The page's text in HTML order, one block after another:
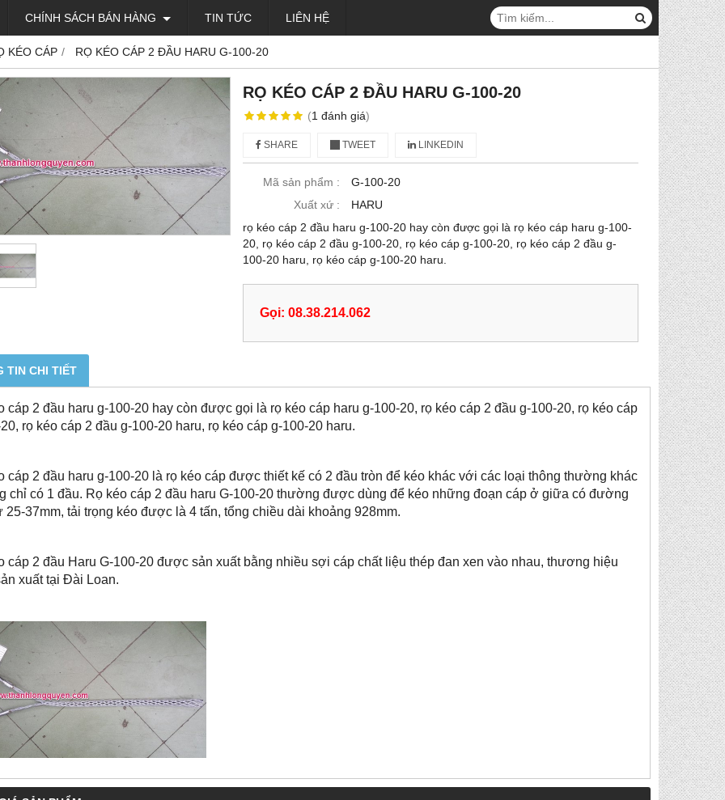
CHÍNH SÁCH BÁN HÀNG TIN TỨC LIÊN HỆ
KÉO CÁP RỌ KÉO CÁP 2 ĐẦU HARU G-100-20
RỌ KÉO CÁP 2 ĐẦU HARU G-100-20
(1 đánh giá)
SHARE TWEET LINKEDIN
Mã sản phẩm :
G-100-20
Xuất xứ :
HARU
rọ kéo cáp 2 đầu haru g-100-20 hay còn được gọi là rọ kéo cáp haru g-100-
20, rọ kéo cáp 2 đầu g-100-20, rọ kéo cáp g-100-20, rọ kéo cáp 2 đầu g-
100-20 haru, rọ kéo cáp g-100-20 haru.
Gọi: 08.38.214.062
TIN CHI TIẾT
cáp 2 đầu haru g-100-20 hay còn được gọi là rọ kéo cáp haru g-100-20, rọ kéo cáp 2 đầu g-100-20, rọ kéo cáp
rọ kéo cáp 2 đầu g-100-20 haru, rọ kéo cáp g-100-20 haru.
cáp 2 đầu haru g-100-20 là rọ kéo cáp được thiết kế có 2 đầu tròn để kéo khác với các loại thông thường khác
chỉ có 1 đầu. Rọ kéo cáp 2 đầu haru G-100-20 thường được dùng để kéo những đoạn cáp ở giữa có đường
25-37mm, tải trọng kéo được là 4 tấn, tổng chiều dài khoảng 928mm.
cáp 2 đầu Haru G-100-20 được sản xuất bằng nhiều sợi cáp chất liệu thép đan xen vào nhau, thương hiệu
xuất tại Đài Loan.